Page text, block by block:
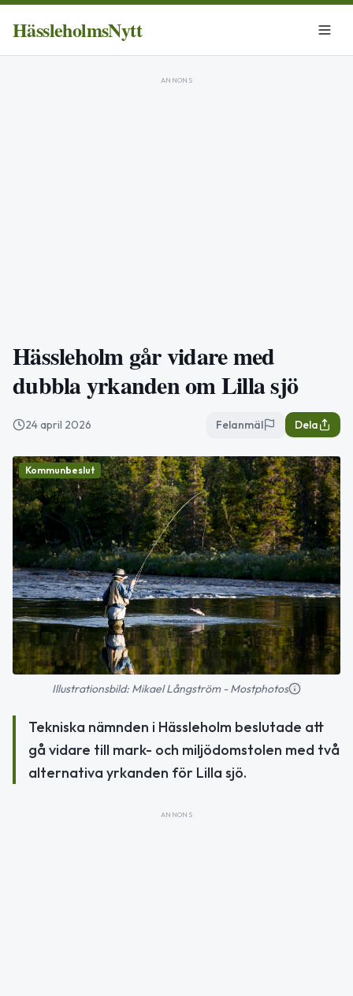
HässleholmsNytt
ANNONS
Hässleholm går vidare med
dubbla yrkanden om Lilla sjö
24 april 2026 Felanmäl Dela
Kommunbeslut
Illustrationsbild: Mikael Långström - Mostphotos
Tekniska nämnden i Hässleholm beslutade att
gå vidare till mark- och miljödomstolen med två
alternativa yrkanden för Lilla sjö.
ANNONS